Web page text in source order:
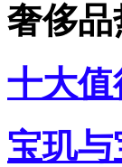
奢侈
十大
宝玑